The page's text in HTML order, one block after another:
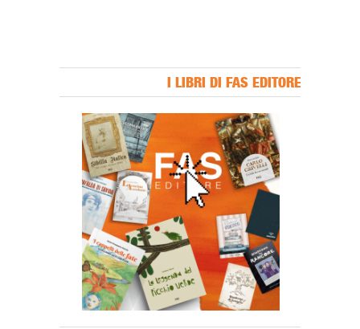
I LIBRI DI FAS EDITORE